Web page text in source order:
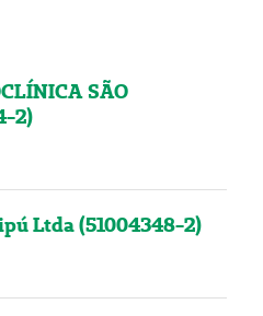
SÃO
2)
Ltda (51004348-2)